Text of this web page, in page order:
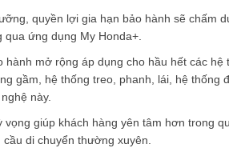
quyền lợi gia hạn bảo hành sẽ chấm
ứng dụng My Honda+.
mở rộng áp dụng cho hầu hết các
gầm, hệ thống treo, phanh, lái, hệ thống
này.
giúp khách hàng yên tâm hơn trong
di chuyển thường xuyên.